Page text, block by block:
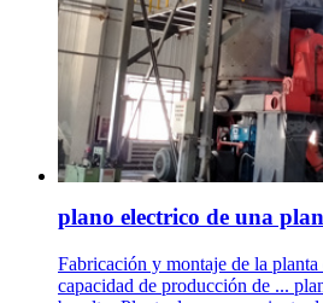
plano electrico de una
Fabricación y montaje de la planta
capacidad de producción de ...